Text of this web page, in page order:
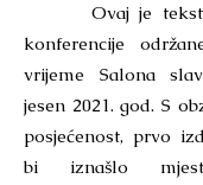
Ovaj je tekst
konferencije
vrijeme Salona
jesen 2021. god. S
posjećenost, prvo
bi iznašlo